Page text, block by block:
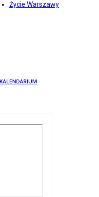
Życie Warszawy
KALENDARIUM